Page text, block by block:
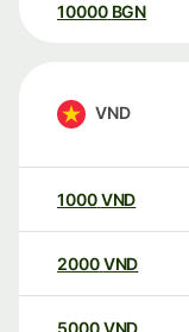
10000 BGN
VND
1000VND
2000VND